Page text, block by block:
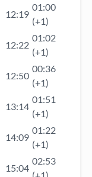
12:19
01:00
(+1)
12:22
01:02
(+1)
12:50
00:36
(+1)
13:14
01:51
(+1)
14:09
01:22
(+1)
15:04
02:53